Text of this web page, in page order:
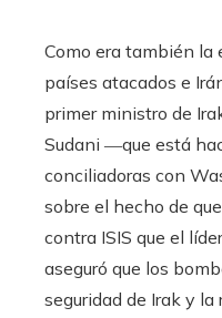
Como era también la
países atacados e
primer ministro de
Sudani ―que está
conciliadoras con
sobre el hecho de
contra ISIS que el
aseguró que los
seguridad de Irak y la